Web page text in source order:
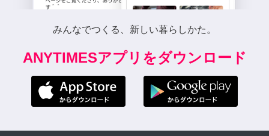
みんなでつくる、新しい暮らしかた。
ANYTIMESアプリをダウンロード